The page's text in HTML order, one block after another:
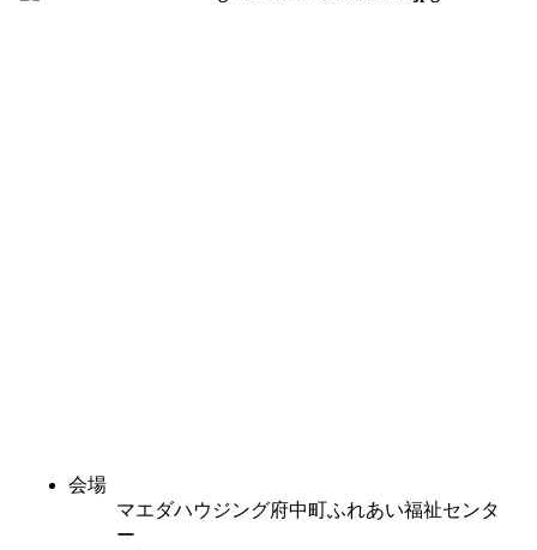
会場
マエダハウジング府中町ふれあい福祉センタ
ー